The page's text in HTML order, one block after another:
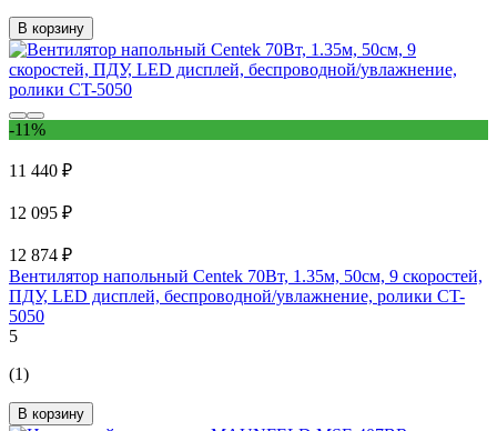
В корзину
-11%
11 440 ₽
12 095 ₽
12 874 ₽
Вентилятор напольный Centek 70Вт, 1.35м, 50см, 9 скоростей,
ПДУ, LED дисплей, беспроводной/увлажнение, ролики CT-
5050
5
(1)
В корзину